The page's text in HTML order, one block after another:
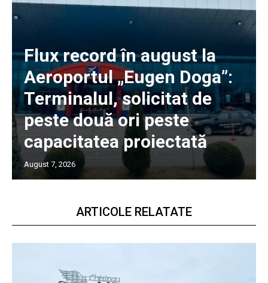
Flux record în august la
Aeroportul „Eugen Doga”:
Terminalul, solicitat de
peste două ori peste
capacitatea proiectată
August 7, 2026
ARTICOLE RELATATE